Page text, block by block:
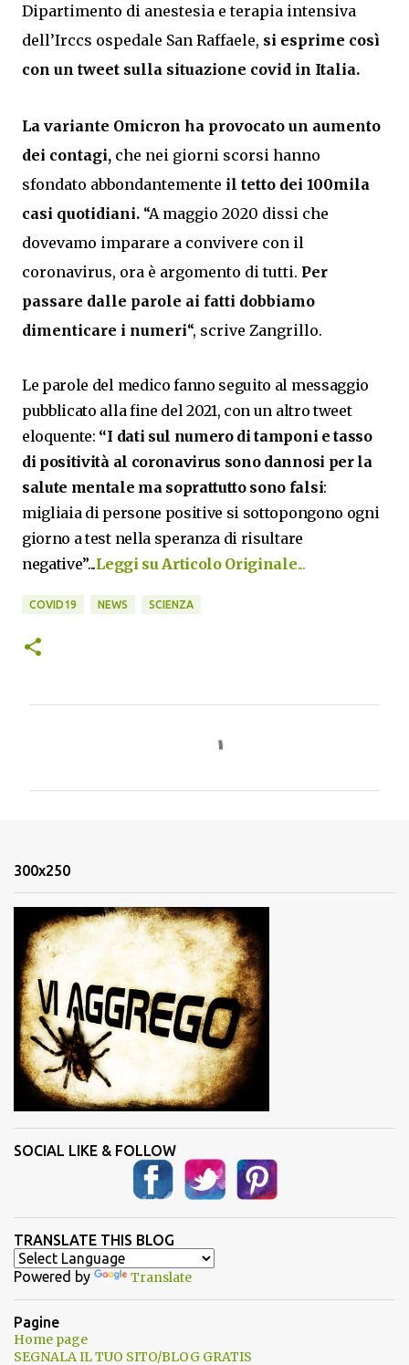
Dipartimento di anestesia e terapia intensiva
dell’Irccs ospedale San Raffaele, si esprime così
con un tweet sulla situazione covid in Italia.
La variante Omicron ha provocato un aumento
dei contagi, che nei giorni scorsi hanno
sfondato abbondantemente il tetto dei 100mila
casi quotidiani. “A maggio 2020 dissi che
dovevamo imparare a convivere con il
coronavirus, ora è argomento di tutti. Per
passare dalle parole ai fatti dobbiamo
dimenticare i numeri“, scrive Zangrillo.
Le parole del medico fanno seguito al messaggio
pubblicato alla fine del 2021, con un altro tweet
eloquente: “I dati sul numero di tamponi e tasso
di positività al coronavirus sono dannosi per la
salute mentale ma soprattutto sono falsi:
migliaia di persone positive si sottopongono ogni
giorno a test nella speranza di risultare
negative”...Leggi su Articolo Originale...
COVID19 NEWS SCIENZA
n
i
300x250
SOCIAL LIKE & FOLLOW
TRANSLATE THIS BLOG
Powered by Translate
Pagine
Home page
SEGNALA IL TUO SITO/BLOG GRATIS